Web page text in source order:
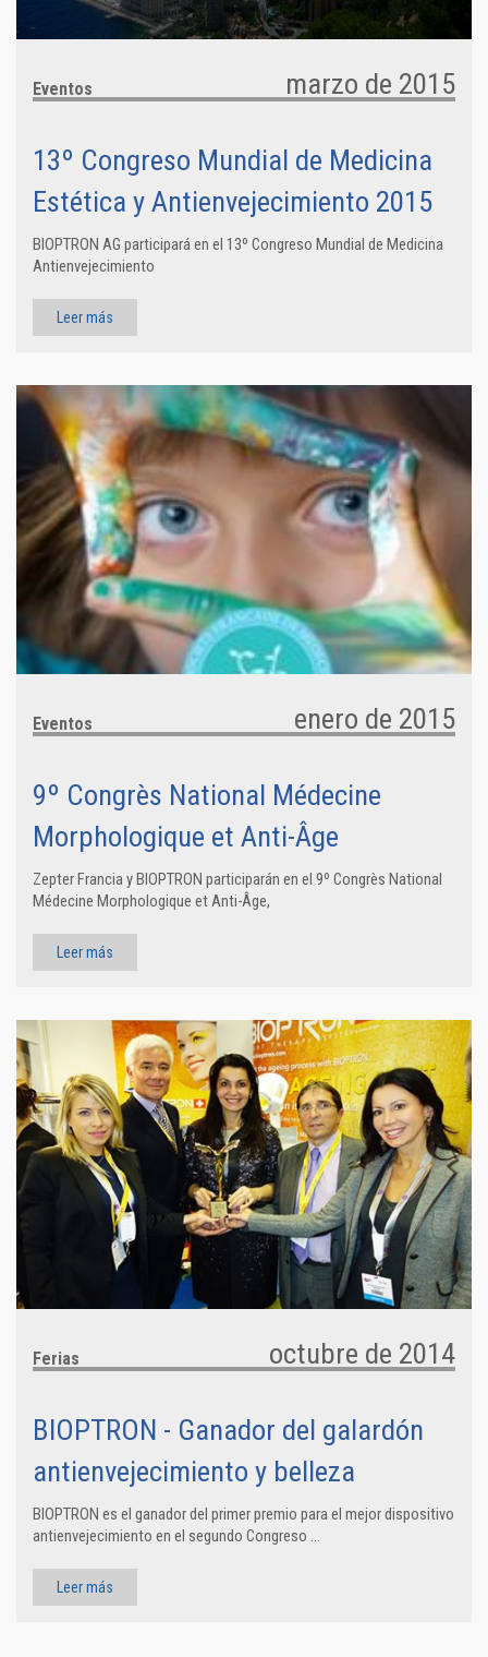
Eventos marzo de 2015
13º Congreso Mundial de Medicina
Estética y Antienvejecimiento 2015
BIOPTRON AG participará en el 13º Congreso Mundial de Medicina
Antienvejecimiento
Leer más
Eventos enero de 2015
9º Congrès National Médecine
Morphologique et Anti-Âge
Zepter Francia y BIOPTRON participarán en el 9º Congrès National
Médecine Morphologique et Anti-Âge,
Leer más
Ferias octubre de 2014
BIOPTRON - Ganador del galardón
antienvejecimiento y belleza
BIOPTRON es el ganador del primer premio para el mejor dispositivo
antienvejecimiento en el segundo Congreso ...
Leer más